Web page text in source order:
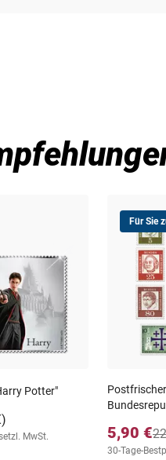
Potter"
MwSt.
Für Sie
5,90 €
30-Tage-